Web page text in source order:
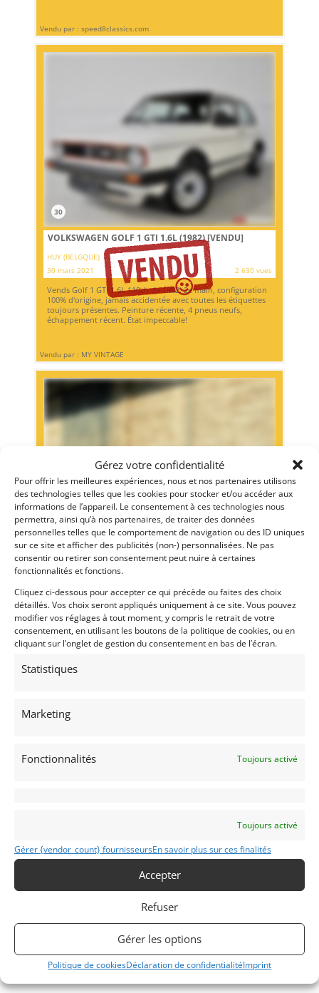
Gérez votre confidentialité
Pour offrir les meilleures expériences, nous et nos partenaires utilisons
des technologies telles que les cookies pour stocker et/ou accéder aux
informations de l’appareil. Le consentement à ces technologies nous
permettra, ainsi qu’à nos partenaires, de traiter des données
personnelles telles que le comportement de navigation ou des ID uniques
sur ce site et afficher des publicités (non-) personnalisées. Ne pas
consentir ou retirer son consentement peut nuire à certaines
fonctionnalités et fonctions.
Cliquez ci-dessous pour accepter ce qui précède ou faites des choix
détaillés. Vos choix seront appliqués uniquement à ce site. Vous pouvez
modifier vos réglages à tout moment, y compris le retrait de votre
consentement, en utilisant les boutons de la politique de cookies, ou en
cliquant sur l’onglet de gestion du consentement en bas de l’écran.
Statistiques
Marketing
Fonctionnalités Toujours activé
Toujours activé
Gérer {vendor_count} fournisseursEn savoir plus sur ces finalités
Accepter
Refuser
Gérer les options
Politique de cookiesDéclaration de confidentialitéImprint
Vendu par : speed8classics.com
30
VOLKSWAGEN GOLF 1 GTI 1.6L (1982)[VENDU]
HUY (BELGQUE)
30 mars 2021
2 630 vues
Vends Golf 1 GTI 1.6L 110ch de 1982. 2e main, configuration
100% d'origine, jamais accidentée avec toutes les étiquettes
toujours présentes. Peinture récente, 4 pneus neufs,
échappement récent. État impeccable!
Vendu par : MY VINTAGE
14
MASERATI GHIBLI (1969)[VENDU]
4 décembre 2020
1 699 vues
Vends Maserati Ghibli 4,7l de 1969, Matching Number. Dans
sa couleur d'origine bleu métal clair et pourvue d’un
intérieur en cuir beige. Avec 66.466 kilomètres, et toujours
son moteur d’origine.